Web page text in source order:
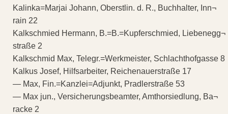
Kalinka=Marjai Johann, Oberstlin. d. R., Buchhalter, Inn¬
rain 22
Kalkschmied Hermann, B.=B.=Kupferschmied, Liebenegg¬
straße 2
Kalkschmid Max, Telegr.=Werkmeister, Schlachthofgasse 8
Kalkus Josef, Hilfsarbeiter, Reichenauerstraße 17
— Max, Fin.=Kanzlei=Adjunkt, Pradlerstraße 53
— Max jun., Versicherungsbeamter, Amthorsiedlung, Ba¬
racke 2